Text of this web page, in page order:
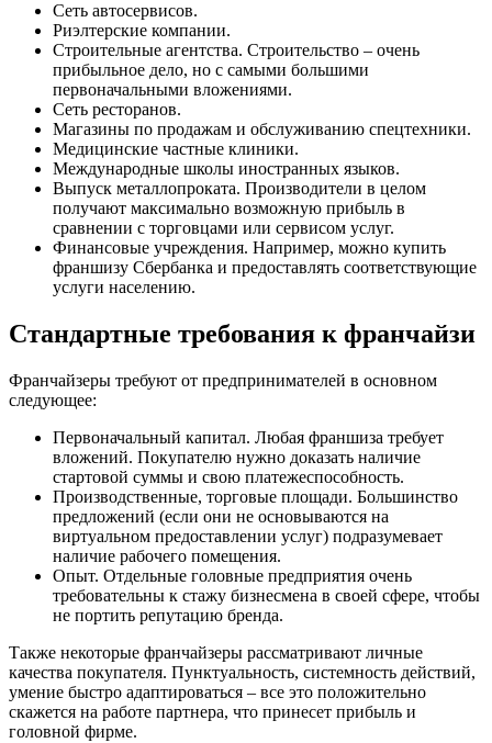
Сеть автосервисов.
Риэлтерские компании.
Строительные агентства. Строительство – очень
прибыльное дело, но с самыми большими
первоначальными вложениями.
Сеть ресторанов.
Магазины по продажам и обслуживанию спецтехники.
Медицинские частные клиники.
Международные школы иностранных языков.
Выпуск металлопроката. Производители в целом
получают максимально возможную прибыль в
сравнении с торговцами или сервисом услуг.
Финансовые учреждения. Например, можно купить
франшизу Сбербанка и предоставлять соответствующие
услуги населению.
Стандартные требования к франчайзи
Франчайзеры требуют от предпринимателей в основном
следующее:
Первоначальный капитал. Любая франшиза требует
вложений. Покупателю нужно доказать наличие
стартовой суммы и свою платежеспособность.
Производственные, торговые площади. Большинство
предложений (если они не основываются на
виртуальном предоставлении услуг) подразумевает
наличие рабочего помещения.
Опыт. Отдельные головные предприятия очень
требовательны к стажу бизнесмена в своей сфере, чтобы
не портить репутацию бренда.
Также некоторые франчайзеры рассматривают личные
качества покупателя. Пунктуальность, системность действий,
умение быстро адаптироваться – все это положительно
скажется на работе партнера, что принесет прибыль и
головной фирме.